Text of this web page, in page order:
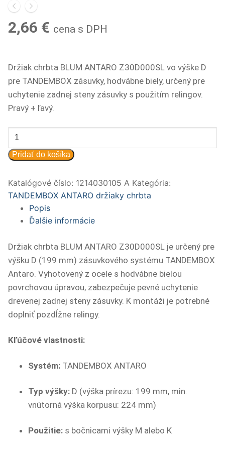
2,66 € cena s DPH
Držiak chrbta BLUM ANTARO Z30D000SL vo výške D
pre TANDEMBOX zásuvky, hodvábne biely, určený pre
uchytenie zadnej steny zásuvky s použitím relingov.
Pravý + ľavý.
množstvo
ANT
drž
Z30D000S
9001
HODV.BIELY
(PARx)
Pridať do košíka
Katalógové číslo: 1214030105 A Kategória:
TANDEMBOX ANTARO držiaky chrbta
Popis
Ďalšie informácie
Držiak chrbta BLUM ANTARO Z30D000SL je určený pre
výšku D (199 mm) zásuvkového systému TANDEMBOX
Antaro. Vyhotovený z ocele s hodvábne bielou
povrchovou úpravou, zabezpečuje pevné uchytenie
drevenej zadnej steny zásuvky. K montáži je potrebné
doplniť pozdĺžne relingy.
Kľúčové vlastnosti:
Systém: TANDEMBOX ANTARO
Typ výšky: D (výška prírezu: 199 mm, min.
vnútorná výška korpusu: 224 mm)
Použitie: s bočnicami výšky M alebo K